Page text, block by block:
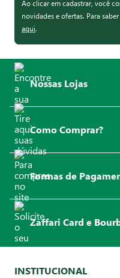
Ao clicar em cadastrar, você
novidades e ofertas. Para saber
aqui.
Nossas Lojas
Como Comprar?
Formas de
Zaffari Card e
INSTITUCIONAL